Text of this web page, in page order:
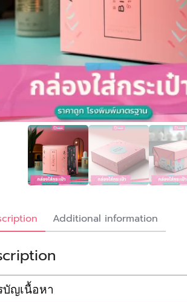
Additional information
บัญเนื้อหา